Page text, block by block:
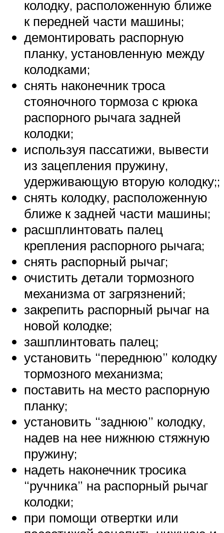
колодку, расположенную ближе
к передней части машины;
демонтировать распорную
планку, установленную между
колодками;
снять наконечник троса
стояночного тормоза с крюка
распорного рычага задней
колодки;
используя пассатижи, вывести
из зацепления пружину,
удерживающую вторую колодку;;
снять колодку, расположенную
ближе к задней части машины;
расшплинтовать палец
крепления распорного рычага;
снять распорный рычаг;
очистить детали тормозного
механизма от загрязнений;
закрепить распорный рычаг на
новой колодке;
зашплинтовать палец;
установить “переднюю” колодку
тормозного механизма;
поставить на место распорную
планку;
установить “заднюю” колодку,
надев на нее нижнюю стяжную
пружину;
надеть наконечник тросика
“ручника” на распорный рычаг
колодки;
при помощи отвертки или